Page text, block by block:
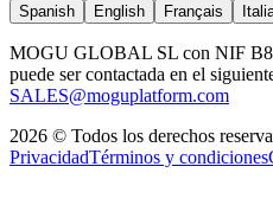
Spanish English Français
MOGU GLOBAL SL con NIF
puede ser contactada en el
SALES@moguplatform.com
2026 © Todos los derechos
PrivacidadTérminos y condiciones